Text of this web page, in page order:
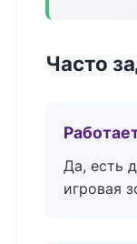
Часто
Да, есть
игровая